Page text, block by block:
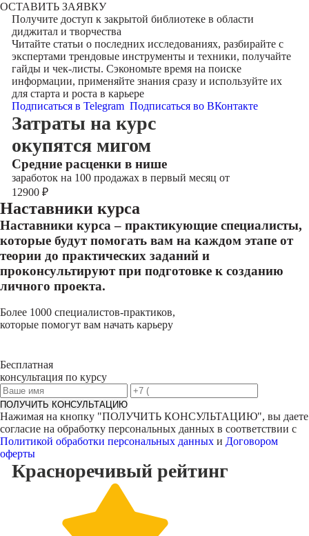
ОСТАВИТЬ ЗАЯВКУ
Получите доступ к закрытой библиотекев области
диджитал и творчества
Читайте статьи о последних исследованиях, разбирайте с
экспертами трендовые инструменты и техники, получайте
гайды и чек-листы. Сэкономьте время на поиске
информации, применяйте знания сразу и используйте их
для старта и роста в карьере
Подписаться в Telegram Подписаться во ВКонтакте
Затраты на курс
окупятся мигом
Cредние расценки в нише
заработок на 100 продажах в первый месяц от
12900 ₽
Наставники курса
Наставники курса – практикующие специалисты,
которые будут помогать вам на каждом этапе от
теории до практических заданий и
проконсультируют при подготовке к созданию
личного проекта.
Более 1000 специалистов-практиков,
которые помогут вам начать карьеру
Бесплатная
консультация по курсу
ПОЛУЧИТЬ КОНСУЛЬТАЦИЮ
Нажимая на кнопку "ПОЛУЧИТЬ КОНСУЛЬТАЦИЮ", вы даете
согласие на обработку персональных данных в соответствии с
Политикой обработки персональных данных и Договором
оферты
Красноречивый рейтинг